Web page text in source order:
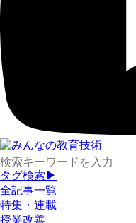
タグ検索▶
全記事一覧
特集・連載
授業改善